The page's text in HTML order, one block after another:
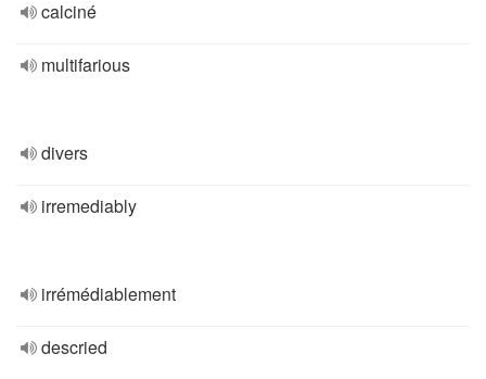
calciné
multifarious
divers
irremediably
irrémédiablement
descried